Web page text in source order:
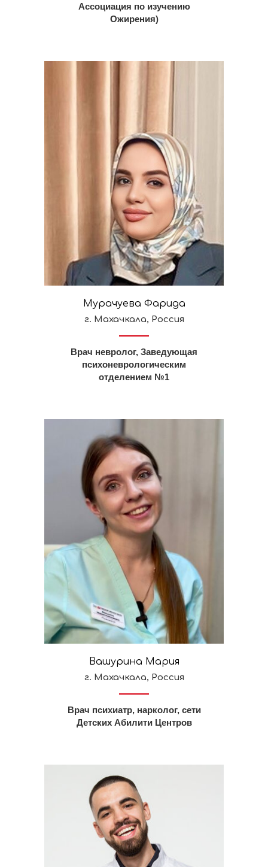
Ассоциация по изучению
Ожирения)
Мурачуева Фарида
г. Махачкала, Россия
Врач невролог, Заведующая
психоневрологическим
отделением №1
Вашурина Мария
г. Махачкала, Россия
Врач психиатр, нарколог, сети
Детских Абилити Центров